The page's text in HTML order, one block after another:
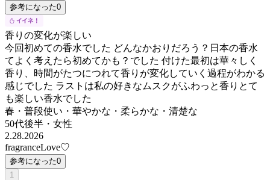
参考になった0
香りの変化が楽しい
今回初めての香水でした どんなかおりだろう？日本の香水
てよく考えたら初めてかも？でした 付けた最初は華々しく
香り、時間がたつにつれて香りが変化していく過程がわかる
感じでした ラストは私の好きなムスクがふわっと香りとて
も楽しい香水でした
春・普段使い・華やかな・柔らかな・清楚な
50代後半 ・ 女性
2.28.2026
fragranceLove♡
参考になった0
1